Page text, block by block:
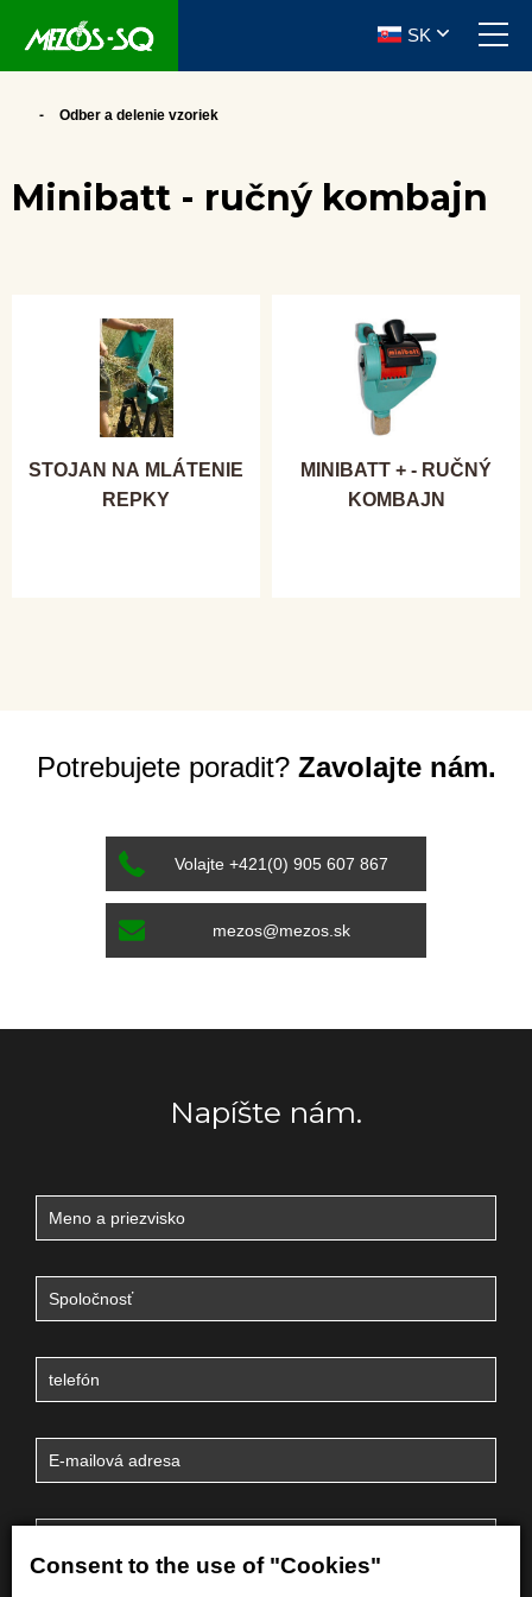
Consent to the use of "Cookies"
SK
Odber a delenie vzoriek
Minibatt - ručný kombajn
STOJAN NA MLÁTENIE
REPKY
MINIBATT + - RUČNÝ
KOMBAJN
Potrebujete poradit? Zavolajte nám.
Volajte +421(0) 905 607 867
mezos@mezos.sk
Napíšte nám.